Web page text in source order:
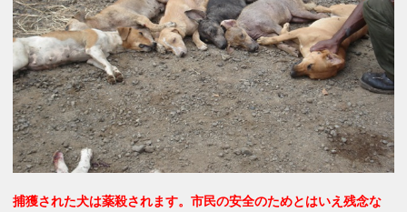
捕獲された犬は薬殺されます。市民の安全のためとはいえ残念な